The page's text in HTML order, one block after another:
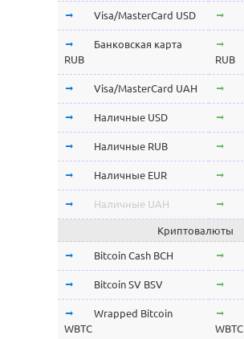
Visa/MasterCard USD
Банковская карта
RUB
RUB
Visa/MasterCard UAH
Наличные USD
Наличные RUB
Наличные EUR
Наличные UAH
Криптовалюты
Bitcoin Cash BCH
Bitcoin SV BSV
Wrapped Bitcoin
WBTC
WBTC